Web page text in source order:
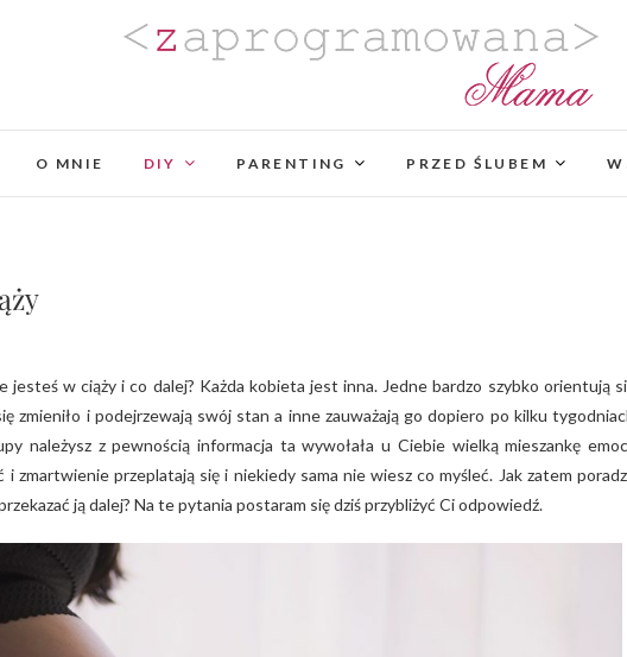
Zaprogramowana Mama
PROJEKTOWANIA
O MNIE DIY PARENTING PRZED ŚLUBEM
zmieniło i podejrzewają swój stan a inne zauważają go dopiero po kilku
należysz z pewnością informacja ta wywołała u Ciebie wielką mieszankę
i zmartwienie przeplatają się i niekiedy sama nie wiesz co myśleć. Jak zatem
ją dalej? Na te pytania postaram się dziś przybliżyć Ci odpowiedź.